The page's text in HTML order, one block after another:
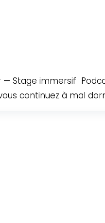
— Stage immersif
continuez à mal